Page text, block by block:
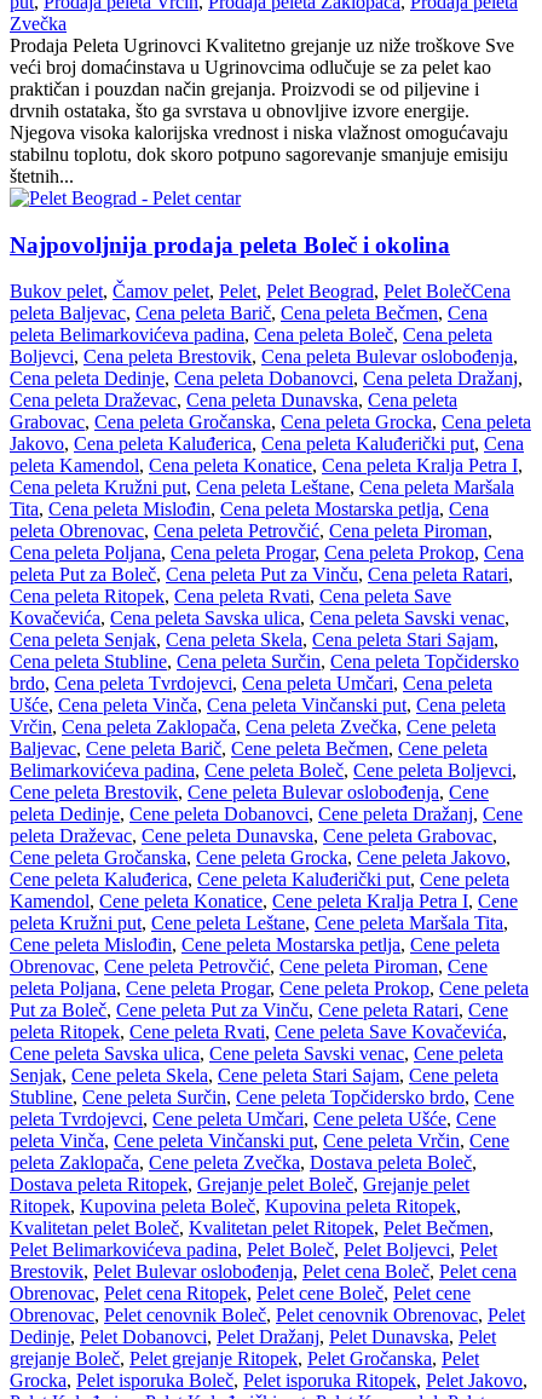
Zvečka
Prodaja Peleta Ugrinovci Kvalitetno grejanje uz niže troškove Sve
veći broj domaćinstava u Ugrinovcima odlučuje se za pelet kao
praktičan i pouzdan način grejanja. Proizvodi se od piljevine i
drvnih ostataka, što ga svrstava u obnovljive izvore energije.
Njegova visoka kalorijska vrednost i niska vlažnost omogućavaju
stabilnu toplotu, dok skoro potpuno sagorevanje smanjuje emisiju
štetnih...
Najpovoljnija prodaja peleta Boleč i okolina
Bukov pelet, Čamov pelet, Pelet, Pelet Beograd, Pelet BolečCena
peleta Baljevac, Cena peleta Barič, Cena peleta Bečmen, Cena
peleta Belimarkovićeva padina, Cena peleta Boleč, Cena peleta
Boljevci, Cena peleta Brestovik, Cena peleta Bulevar oslobođenja,
Cena peleta Dedinje, Cena peleta Dobanovci, Cena peleta Dražanj,
Cena peleta Draževac, Cena peleta Dunavska, Cena peleta
Grabovac, Cena peleta Gročanska, Cena peleta Grocka, Cena peleta
Jakovo, Cena peleta Kaluđerica, Cena peleta Kaluđerički put, Cena
peleta Kamendol, Cena peleta Konatice, Cena peleta Kralja Petra I,
Cena peleta Kružni put, Cena peleta Leštane, Cena peleta Maršala
Tita, Cena peleta Mislođin, Cena peleta Mostarska petlja, Cena
peleta Obrenovac, Cena peleta Petrovčić, Cena peleta Piroman,
Cena peleta Poljana, Cena peleta Progar, Cena peleta Prokop, Cena
peleta Put za Boleč, Cena peleta Put za Vinču, Cena peleta Ratari,
Cena peleta Ritopek, Cena peleta Rvati, Cena peleta Save
Kovačevića, Cena peleta Savska ulica, Cena peleta Savski venac,
Cena peleta Senjak, Cena peleta Skela, Cena peleta Stari Sajam,
Cena peleta Stubline, Cena peleta Surčin, Cena peleta Topčidersko
brdo, Cena peleta Tvrdojevci, Cena peleta Umčari, Cena peleta
Ušće, Cena peleta Vinča, Cena peleta Vinčanski put, Cena peleta
Vrčin, Cena peleta Zaklopača, Cena peleta Zvečka, Cene peleta
Baljevac, Cene peleta Barič, Cene peleta Bečmen, Cene peleta
Belimarkovićeva padina, Cene peleta Boleč, Cene peleta Boljevci,
Cene peleta Brestovik, Cene peleta Bulevar oslobođenja, Cene
peleta Dedinje, Cene peleta Dobanovci, Cene peleta Dražanj, Cene
peleta Draževac, Cene peleta Dunavska, Cene peleta Grabovac,
Cene peleta Gročanska, Cene peleta Grocka, Cene peleta Jakovo,
Cene peleta Kaluđerica, Cene peleta Kaluđerički put, Cene peleta
Kamendol, Cene peleta Konatice, Cene peleta Kralja Petra I, Cene
peleta Kružni put, Cene peleta Leštane, Cene peleta Maršala Tita,
Cene peleta Mislođin, Cene peleta Mostarska petlja, Cene peleta
Obrenovac, Cene peleta Petrovčić, Cene peleta Piroman, Cene
peleta Poljana, Cene peleta Progar, Cene peleta Prokop, Cene peleta
Put za Boleč, Cene peleta Put za Vinču, Cene peleta Ratari, Cene
peleta Ritopek, Cene peleta Rvati, Cene peleta Save Kovačevića,
Cene peleta Savska ulica, Cene peleta Savski venac, Cene peleta
Senjak, Cene peleta Skela, Cene peleta Stari Sajam, Cene peleta
Stubline, Cene peleta Surčin, Cene peleta Topčidersko brdo, Cene
peleta Tvrdojevci, Cene peleta Umčari, Cene peleta Ušće, Cene
peleta Vinča, Cene peleta Vinčanski put, Cene peleta Vrčin, Cene
peleta Zaklopača, Cene peleta Zvečka, Dostava peleta Boleč,
Dostava peleta Ritopek, Grejanje pelet Boleč, Grejanje pelet
Ritopek, Kupovina peleta Boleč, Kupovina peleta Ritopek,
Kvalitetan pelet Boleč, Kvalitetan pelet Ritopek, Pelet Bečmen,
Pelet Belimarkovićeva padina, Pelet Boleč, Pelet Boljevci, Pelet
Brestovik, Pelet Bulevar oslobođenja, Pelet cena Boleč, Pelet cena
Obrenovac, Pelet cena Ritopek, Pelet cene Boleč, Pelet cene
Obrenovac, Pelet cenovnik Boleč, Pelet cenovnik Obrenovac, Pelet
Dedinje, Pelet Dobanovci, Pelet Dražanj, Pelet Dunavska, Pelet
grejanje Boleč, Pelet grejanje Ritopek, Pelet Gročanska, Pelet
Grocka, Pelet isporuka Boleč, Pelet isporuka Ritopek, Pelet Jakovo,